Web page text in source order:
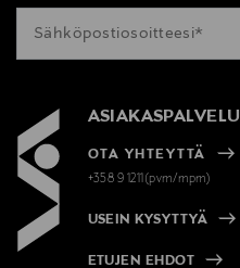
ASIAKASPALVELU
OTA YHTEYTTÄ
+358 9 1211(pvm/mpm)
USEIN KYSYTTYÄ
ETUJEN EHDOT